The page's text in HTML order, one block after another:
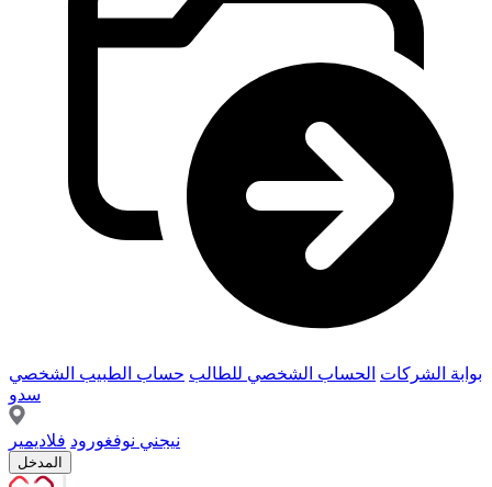
بوابة الشركات الحساب الشخصي للطالب حساب الطبيب الشخصي
سدو
نيجني نوفغورود فلاديمير
المدخل